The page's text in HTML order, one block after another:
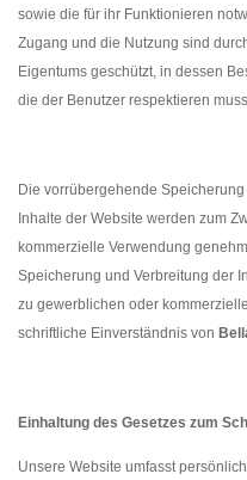
sowie die für ihr Funktionieren
Zugang und die Nutzung sind
Eigentums geschützt, in dessen
die der Benutzer respektieren
Die vorrübergehende
Inhalte der Website werden zum
kommerzielle Verwendung
Speicherung und Verbreitung der
zu gewerblichen oder
schriftliche Einverständnis von
Einhaltung des Gesetzes zum
Unsere Website umfasst